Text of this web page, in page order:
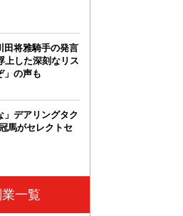
田将雅騎手の発言
した深刻なリス
」の声も
」デアリングタク
馬がセレクトセ
一覧